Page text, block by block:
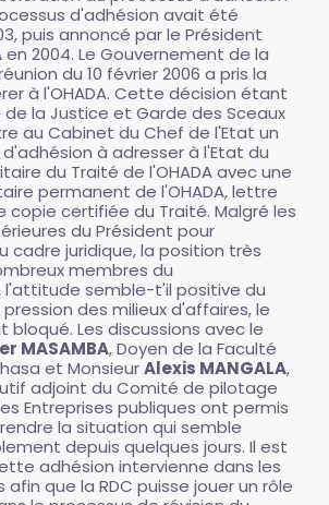
d'adhésion avait été
puis annoncé par le Président
en 2004. Le Gouvernement de la
du 10 février 2006 a pris la
à l'OHADA. Cette décision étant
de la Justice et Garde des Sceaux
au Cabinet du Chef de l'Etat un
à adresser à l'Etat du
du Traité de l'OHADA avec une
permanent de l'OHADA, lettre
copie certifiée du Traité. Malgré les
du Président pour
cadre juridique, la position très
membres du
l'attitude semble-t'il positive du
des milieux d'affaires, le
bloqué. Les discussions avec le
MASAMBA, Doyen de la Faculté
et MonsieurAlexis MANGALA,
adjoint du Comité de pilotage
Entreprises publiques ont permis
la situation qui semble
depuis quelques jours. Il est
adhésion intervienne dans les
afin que la RDC puisse jouer un rôle